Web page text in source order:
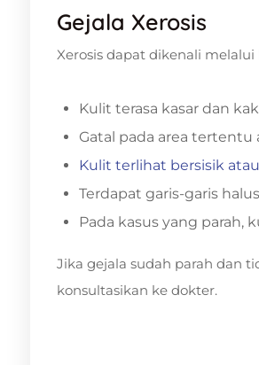
Gejala Xerosis
Xerosis dapat dikenali
Kulit terasa kasar dan
Gatal pada area
Kulit terlihat bersisik
Terdapat garis-garis
Pada kasus yang parah,
Jika gejala sudah parah dan
konsultasikan ke dokter.